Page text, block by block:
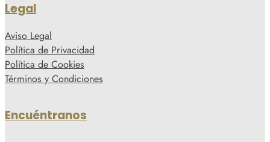
c
a
r
Legal
Aviso Legal
Política de Privacidad
Política de Cookies
Términos y Condiciones
Encuéntranos